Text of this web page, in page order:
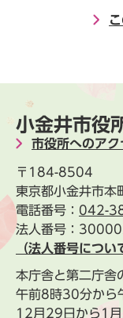
小金井市役
市役所へのアク
〒184-8504
東京都小金井市
電話番号： 042-
法人番号：
（法人番号につい
本庁舎と第二庁舎
午前8時30分から
12月29日から1月